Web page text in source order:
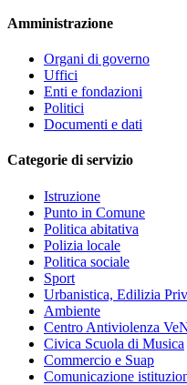
Amministrazione
Organi di governo
Uffici
Enti e fondazioni
Politici
Documenti e dati
Categorie di servizio
Istruzione
Punto in Comune
Politica abitativa
Polizia locale
Politica sociale
Sport
Urbanistica, Edilizia
Ambiente
Centro Antiviolenza
Civica Scuola di Musica
Commercio e Suap
Comunicazione